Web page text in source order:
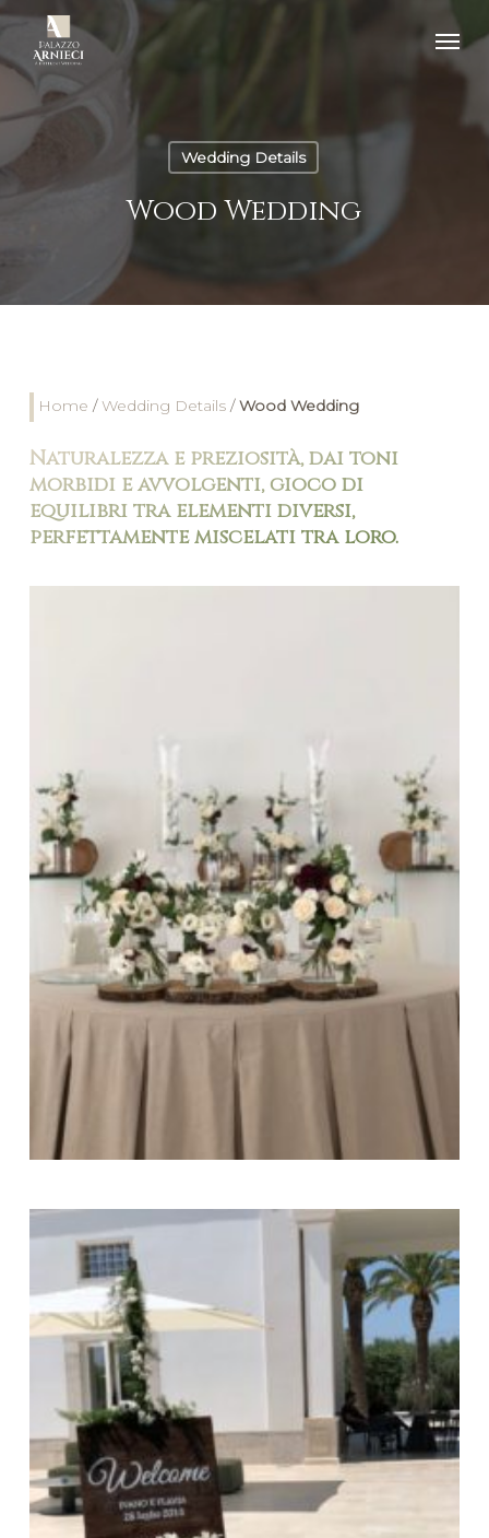
Wedding Details
Wood Wedding
Home /Wedding Details/Wood Wedding
Naturalezza e preziosità, dai toni
morbidi e avvolgenti, gioco di
equilibri tra elementi diversi,
perfettamente miscelati tra loro.